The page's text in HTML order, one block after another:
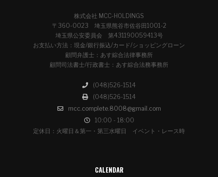
株式会社 MCC-HOLDINGS
〒360-0023 埼玉県熊谷市佐谷田1001-2
埼玉県公安委員会 第431190059413号
お支払い方法：現金/銀行振込/カード/ショッピングローン
顧問弁護士：あす綜合法律事務所
顧問司法書士/行政書士：あす綜合法務事務所
(048)526-1514
(048)526-1514
mcc.complete.8008@gmail.com
10:00 - 18:00
定休日：火曜日＆第一・第三水曜日 イベント・レース時
CALENDAR